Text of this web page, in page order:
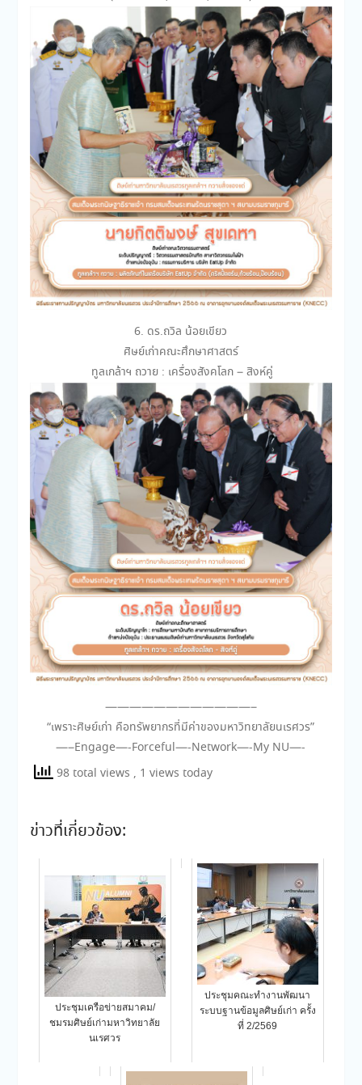
6. ดร.ถวิล น้อยเขียว
ศิษย์เก่าคณะศึกษาศาสตร์
ทูลเกล้าฯ ถวาย : เครื่องสังคโลก – สิงห์คู่
————————————–
“เพราะศิษย์เก่า คือทรัพยากรที่มีค่าของมหาวิทยาลัยนเรศวร”
—–Engage—-Forceful—-Network—-My NU—-
98 total views , 1 views today
ข่าวที่เกี่ยวข้อง:
ประชุมเครือข่ายสมาคม/
ชมรมศิษย์เก่ามหาวิทยาลัย
นเรศวร
ประชุมคณะทำงานพัฒนา
ระบบฐานข้อมูลศิษย์เก่า ครั้ง
ที่ 2/2569